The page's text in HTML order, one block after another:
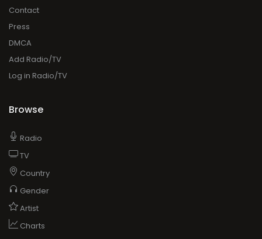
Contact
Press
DMCA
Add Radio/TV
Log in Radio/TV
Browse
Radio
TV
Country
Gender
Artist
Charts